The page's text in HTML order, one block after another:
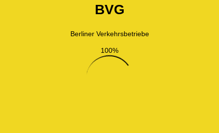
BVG
Berliner Verkehrsbetriebe
100%